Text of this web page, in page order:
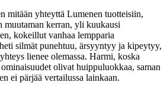
mitään yhteyttä Lumenen tuotteisiin,
muutaman kerran, yli kuukausi
kokeillut vanhaa lempparia
silmät punehtuu, ärsyyntyy ja kipeytyy,
lienee olemassa. Harmi, koska
olivat huippuluokkaa, saman
ei pärjää vertailussa lainkaan.